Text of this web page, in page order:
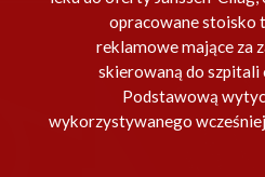
opracowane stoisko
reklamowe mające za
skierowaną do szpitali
Podstawową
wykorzystywanego